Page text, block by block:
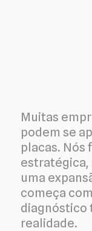
Muitas
podem se
placas. Nós
estratégica,
uma
começa
diagnóstico
realidade.